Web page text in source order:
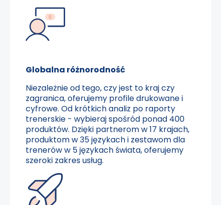
Globalna różnorodność
Niezależnie od tego, czy jest to kraj czy
zagranica, oferujemy profile drukowane i
cyfrowe. Od krótkich analiz po raporty
trenerskie - wybieraj spośród ponad 400
produktów. Dzięki partnerom w 17 krajach,
produktom w 35 językach i zestawom dla
trenerów w 5 językach świata, oferujemy
szeroki zakres usług.